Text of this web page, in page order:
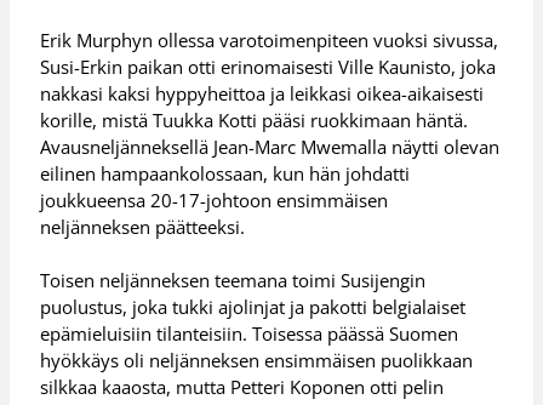
Erik Murphyn ollessa varotoimenpiteen vuoksi sivussa,
Susi-Erkin paikan otti erinomaisesti Ville Kaunisto, joka
nakkasi kaksi hyppyheittoa ja leikkasi oikea-aikaisesti
korille, mistä Tuukka Kotti pääsi ruokkimaan häntä.
Avausneljänneksellä Jean-Marc Mwemalla näytti olevan
eilinen hampaankolossaan, kun hän johdatti
joukkueensa 20-17-johtoon ensimmäisen
neljänneksen päätteeksi.
Toisen neljänneksen teemana toimi Susijengin
puolustus, joka tukki ajolinjat ja pakotti belgialaiset
epämieluisiin tilanteisiin. Toisessa päässä Suomen
hyökkäys oli neljänneksen ensimmäisen puolikkaan
silkkaa kaaosta, mutta Petteri Koponen otti pelin